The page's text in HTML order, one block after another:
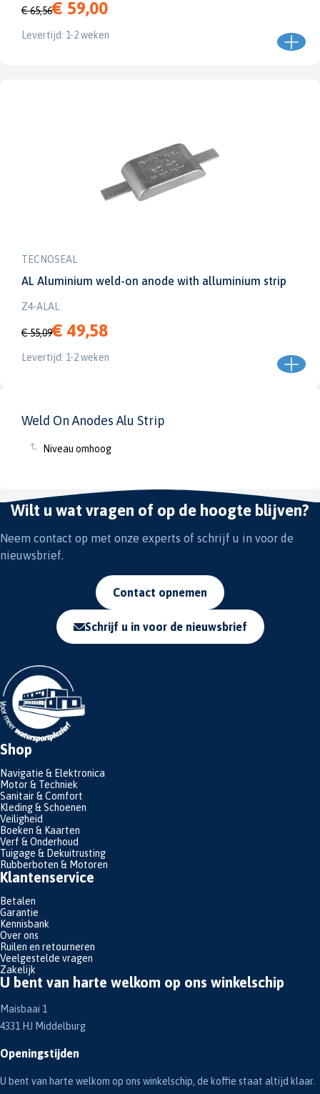
Weld On Anodes Alu Strip
Niveau omhoog
€ 65,56€ 59,00
Levertijd: 1-2 weken
TECNOSEAL
AL Aluminium weld-on anode with alluminium strip
Z4-ALAL
€ 55,09€ 49,58
Levertijd: 1-2 weken
Wilt u wat vragen of op de hoogte blijven?
Neem contact op met onze experts of schrijf u in voor de
nieuwsbrief.
Contact opnemen
Schrijf u in voor de nieuwsbrief
Shop
Navigatie & Elektronica
Motor & Techniek
Sanitair & Comfort
Kleding & Schoenen
Veiligheid
Boeken & Kaarten
Verf & Onderhoud
Tuigage & Dekuitrusting
Rubberboten & Motoren
Klantenservice
Betalen
Garantie
Kennisbank
Over ons
Ruilen en retourneren
Veelgestelde vragen
Zakelijk
U bent van harte welkom op ons winkelschip
Maisbaai 1
4331 HJ Middelburg
Openingstijden
U bent van harte welkom op ons winkelschip, de koffie staat altijd klaar.